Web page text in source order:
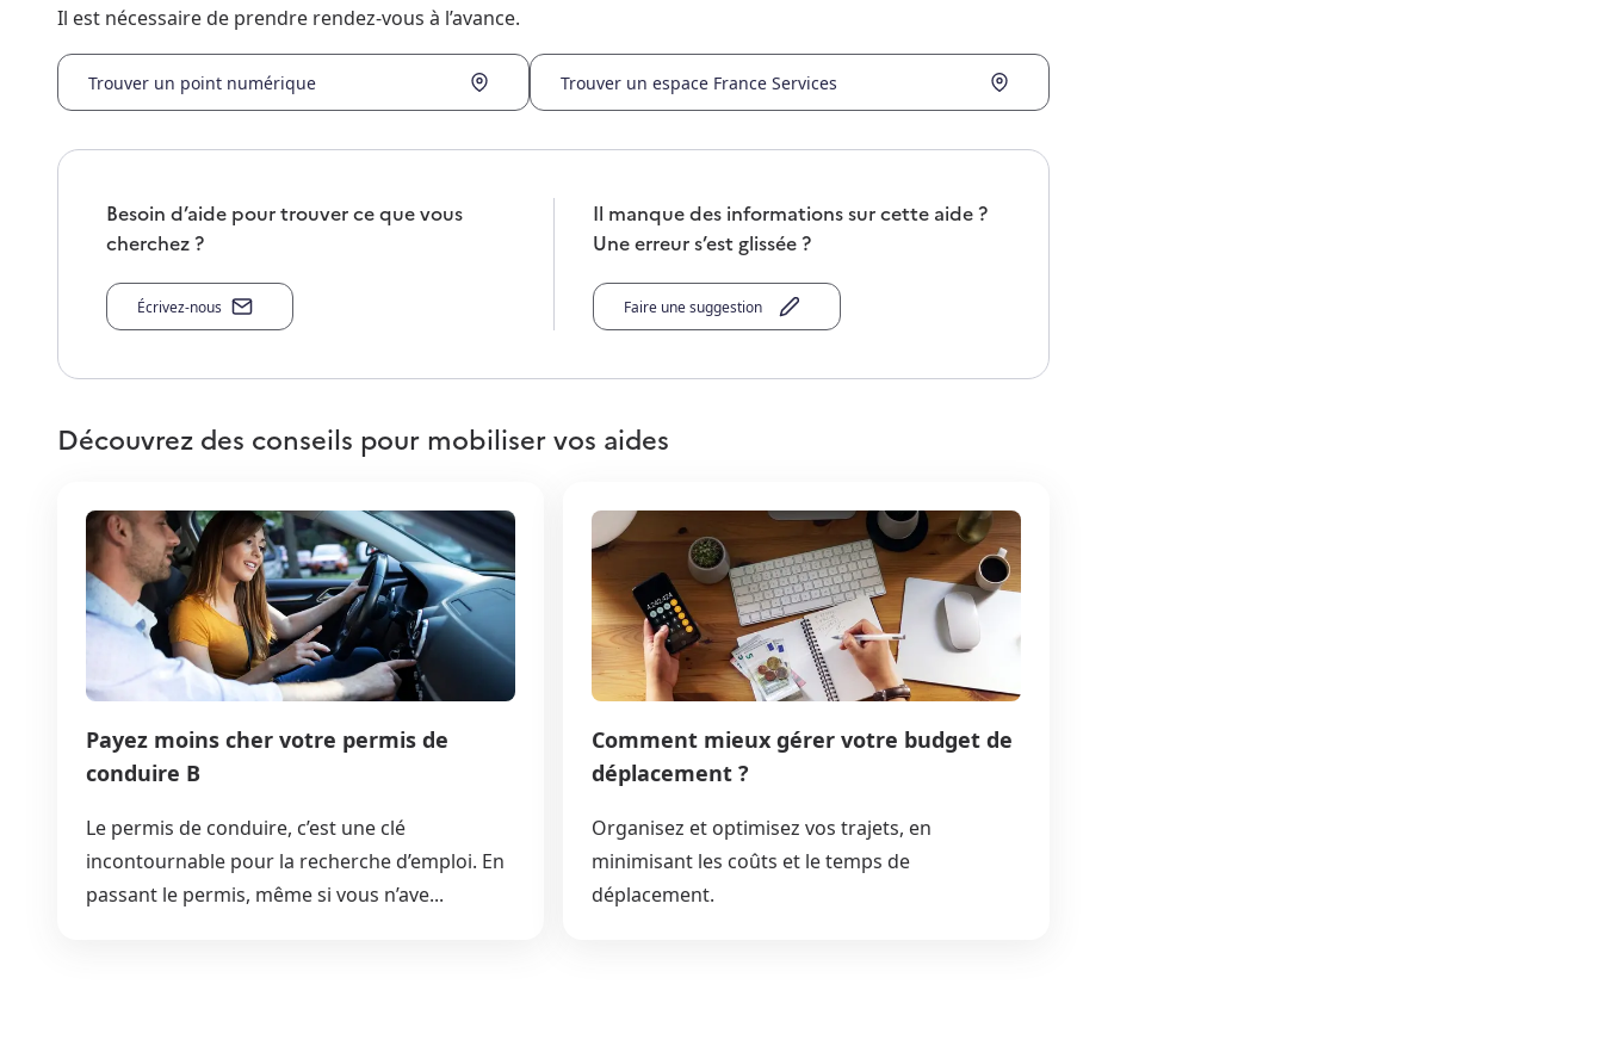
Il est nécessaire de prendre rendez-vous à l’avance.
Trouver un point numérique Trouver un espace France Services
Besoin d’aide pour trouver ce que vous
cherchez ?
Écrivez-nous
Il manque des informations sur cette aide ?
Une erreur s’est glissée ?
Faire une suggestion
Découvrez des conseils pour mobiliser vos aides
Payez moins cher votre permis de
conduire B
Le permis de conduire, c’est une clé
incontournable pour la recherche d’emploi. En
passant le permis, même si vous n’ave...
Comment mieux gérer votre budget de
déplacement ?
Organisez et optimisez vos trajets, en
minimisant les coûts et le temps de
déplacement.